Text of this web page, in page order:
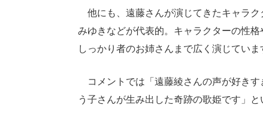
他にも、遠藤さんが演じてきたキャラ
みゆきなどが代表的。キャラクターの性
しっかり者のお姉さんまで広く演じていま
コメントでは「遠藤綾さんの声が好きす
う子さんが生み出した奇跡の歌姫です」と